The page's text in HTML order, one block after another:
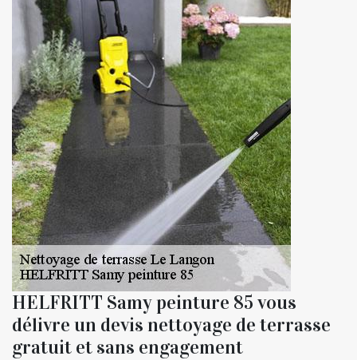
HELFRITT Samy peinture 85 vous
délivre un devis nettoyage de terrasse
gratuit et sans engagement